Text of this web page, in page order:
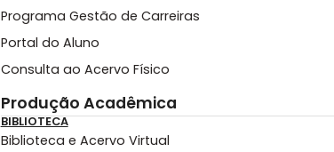
Programa Gestão de Carreiras
Portal do Aluno
Consulta ao Acervo Físico
Produção Acadêmica
BIBLIOTECA
Biblioteca e Acervo Virtual